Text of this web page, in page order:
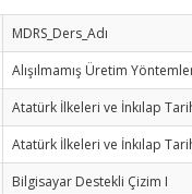
MDRS_Ders_Adı
Alışılmamış Üretim
Atatürk İlkeleri ve İnkılap
Atatürk İlkeleri ve İnkılap
Bilgisayar Destekli Çizim I